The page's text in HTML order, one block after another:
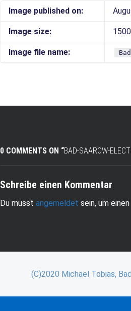
Image published on:
Image size:
Image file name:
0 COMMENTS ON “BAD-SAAROW-
Schreibe einen Kommentar
Du musstangemeldet sein, um
(C)2020 Michael Tobias,